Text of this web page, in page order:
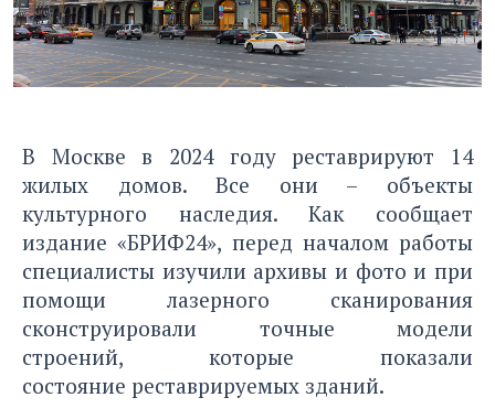
В Москве в 2024 году реставрируют 14
жилых домов. Все они – объекты
культурного наследия. Как сообщает
издание «БРИФ24», перед началом работы
специалисты изучили архивы и фото и при
помощи лазерного сканирования
сконструировали точные модели
строений, которые показали
состояние реставрируемых зданий.